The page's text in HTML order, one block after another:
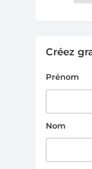
Créez
Prénom
Nom